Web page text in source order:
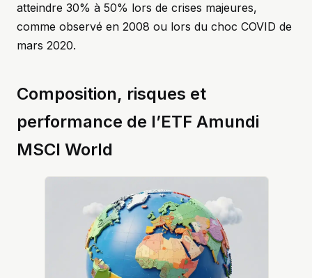
atteindre 30% à 50% lors de crises majeures,
comme observé en 2008 ou lors du choc COVID de
mars 2020.
Composition, risques et
performance de l’ETF Amundi
MSCI World